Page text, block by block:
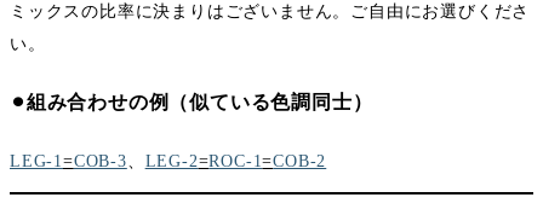
ミックスの比率に決まりはございません。ご自由にお選びくださ
い。
⚫︎組み合わせの例（似ている色調同士）
LEG-1=COB-3、 LEG-2=ROC-1=COB-2